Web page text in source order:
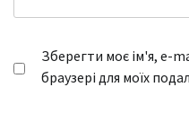
Зберегти моє ім'я, e-
браузері для моїх